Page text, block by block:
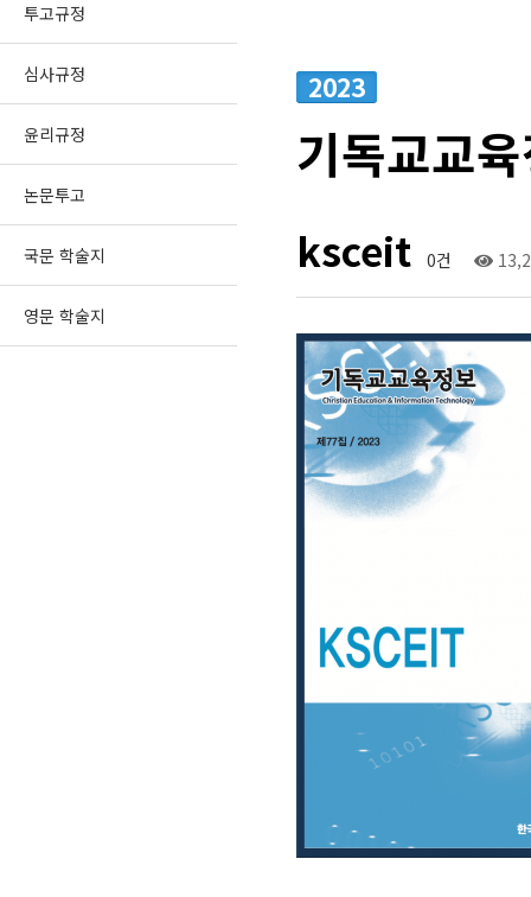
투고규정
심사규정
윤리규정
논문투고
국문 학술지
영문 학술지
2023
기독교교
ksceit 0건